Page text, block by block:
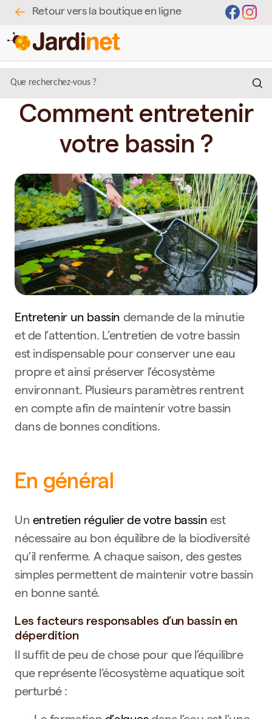
Retour vers la boutique en ligne
Comment entretenir
votre bassin ?
Entretenir un bassin demande de la minutie
et de l’attention. L’entretien de votre bassin
est indispensable pour conserver une eau
propre et ainsi préserver l’écosystème
environnant. Plusieurs paramètres rentrent
en compte afin de maintenir votre bassin
dans de bonnes conditions.
En général
Un entretien régulier de votre bassin est
nécessaire au bon équilibre de la biodiversité
qu’il renferme. A chaque saison, des gestes
simples permettent de maintenir votre bassin
en bonne santé.
Les facteurs responsables d’un bassin en
déperdition
Il suffit de peu de chose pour que l’équilibre
que représente l’écosystème aquatique soit
perturbé :